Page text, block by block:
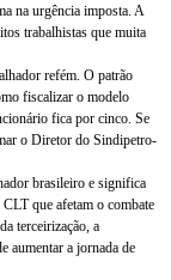
na urgência imposta. A
trabalhistas que muita
refém. O patrão
fiscalizar o modelo
fica por cinco. Se
o Diretor do Sindipetro-
brasileiro e significa
que afetam o combate
terceirização, a
aumentar a jornada de